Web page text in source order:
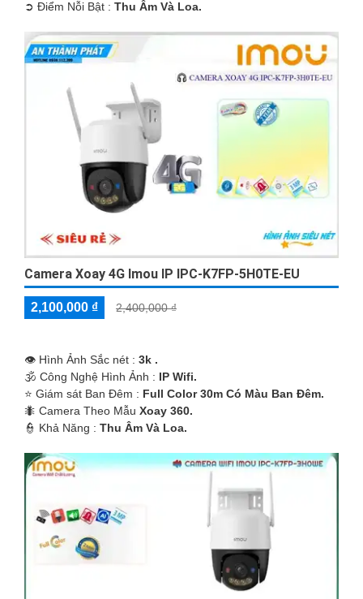
️➲ Điểm Nỗi Bật : Thu Âm Và Loa.
Camera Xoay 4G Imou IP IPC-K7FP-5H0TE-EU
2,100,000 ₫ 2,400,000 ₫
👁 Hình Ảnh Sắc nét : 3k .
🕉️ Công Nghệ Hình Ảnh : IP Wifi.
⭐ Giám sát Ban Đêm : Full Color 30m Có Màu Ban Ðêm.
🐜 Camera Theo Mẫu Xoay 360.
️👮 Khả Năng : Thu Âm Và Loa.